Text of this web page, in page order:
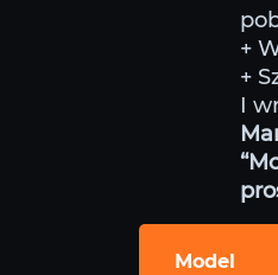
+
+
I
Model